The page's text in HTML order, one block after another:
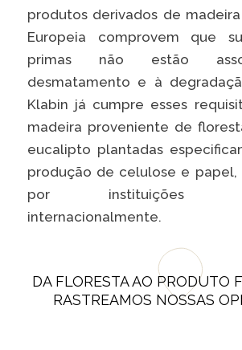
VER
produtos derivados de
Europeia comprovem que
primas não estão
desmatamento e à
Klabin já cumpre esses
madeira proveniente de
eucalipto plantadas
produção de celulose e papel,
por instituições
internacionalmente.
DA FLORESTA AO PRODUTO
RASTREAMOS NOSSAS